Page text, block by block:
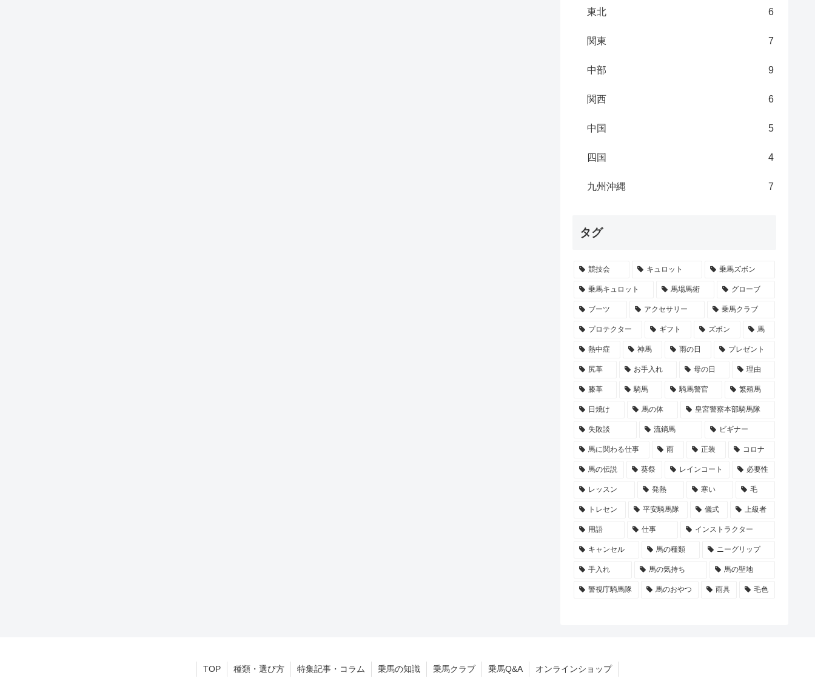
東北 6
関東 7
中部 9
関西 6
中国 5
四国 4
九州沖縄 7
タグ
競技会 キュロット 乗馬ズボン
乗馬キュロット 馬場馬術 グローブ
ブーツ アクセサリー 乗馬クラブ
プロテクター ギフト ズボン 馬
熱中症 神馬 雨の日 プレゼント
尻革 お手入れ 母の日 理由
膝革 騎馬 騎馬警官 繁殖馬
日焼け 馬の体 皇宮警察本部騎馬隊
失敗談 流鏑馬 ビギナー
馬に関わる仕事 雨 正装 コロナ
馬の伝説 葵祭 レインコート 必要性
レッスン 発熱 寒い 毛
トレセン 平安騎馬隊 儀式 上級者
用語 仕事 インストラクター
キャンセル 馬の種類 ニーグリップ
手入れ 馬の気持ち 馬の聖地
警視庁騎馬隊 馬のおやつ 雨具 毛色
TOP 種類・選び方 特集記事・コラム 乗馬の知識 乗馬クラブ 乗馬Q&A オンラインショップ